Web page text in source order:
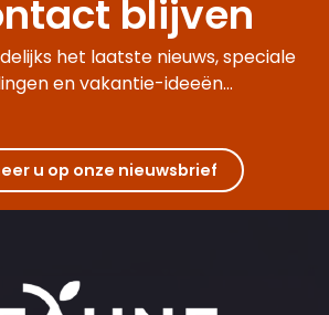
blijven
het laatste nieuws, speciale
en vakantie-ideeën...
u op onze nieuwsbrief